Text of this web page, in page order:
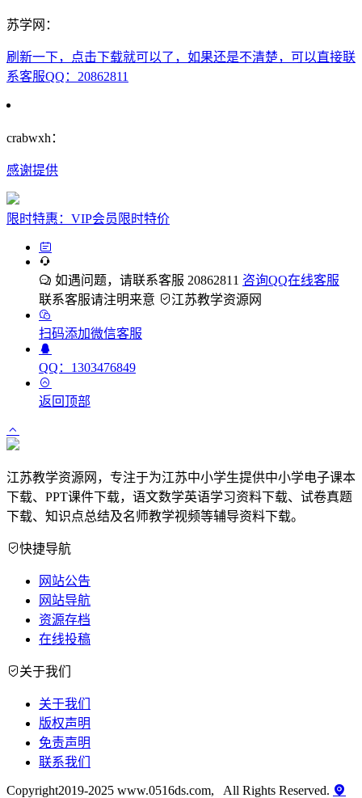
苏学网：
刷新一下，点击下载就可以了，如果还是不清楚，可以直接联
系客服QQ：20862811
crabwxh：
感谢提供
限时特惠：VIP会员限时特价
如遇问题，请联系客服 20862811 咨询QQ在线客服
联系客服请注明来意
江苏教学资源网
扫码添加微信客服
QQ：1303476849
返回顶部
江苏教学资源网，专注于为江苏中小学生提供中小学电子课本
下载、PPT课件下载，语文数学英语学习资料下载、试卷真题
下载、知识点总结及名师教学视频等辅导资料下载。
快捷导航
网站公告
网站导航
资源存档
在线投稿
关于我们
关于我们
版权声明
免责声明
联系我们
Copyright2019-2025 www.0516ds.com, All Rights Reserved.